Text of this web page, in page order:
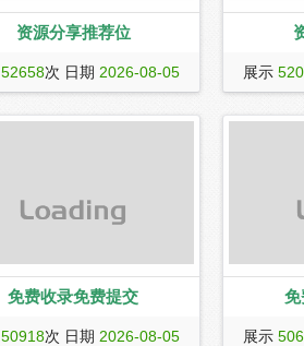
资源分享推荐位
52658次 日期 2026-08-05 展示
免费收录免费提交
50918次 日期 2026-08-05
免
展示